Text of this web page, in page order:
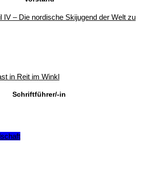
IV – Die nordische Skijugend der Welt zu
in Reit im Winkl
Schriftführer/-in